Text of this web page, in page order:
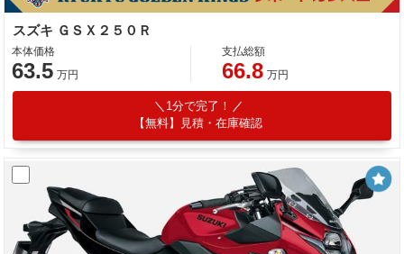
スズキ ＧＳＸ２５０Ｒ
本体価格
63.5 万円
支払総額
66.8 万円
1分で完了！
【無料】見積・在庫確認